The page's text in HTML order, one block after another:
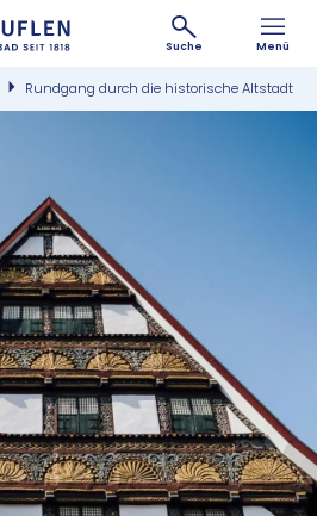
Suche Menü
Rundgang durch die historische Altstadt